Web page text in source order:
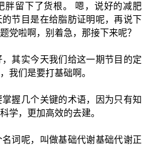
胖留下了货根。 嗯，说好的减肥
节目是在给脂肪证明呢，再说下
党啦啊，别着急，那接下来呢？
其实今天我们给这一期节目的定
我们是要打基础啊。
握几个关键的术语，因为只有知
学，更加高效的去建。
词呢，叫做基础代谢基础代谢正